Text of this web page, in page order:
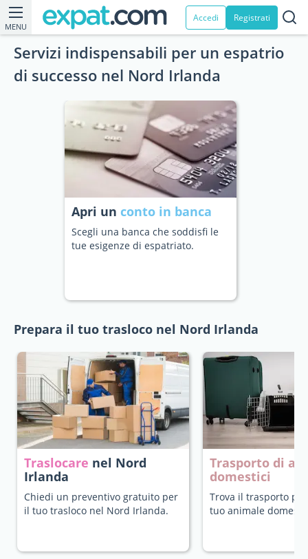
MENU
Accedi Registrati
Servizi indispensabili per un espatrio
di successo nel Nord Irlanda
Apri un conto in banca
Scegli una banca che soddisfi le
tue esigenze di espatriato.
Prepara il tuo trasloco nel Nord Irlanda
Traslocare nel Nord
Irlanda
Chiedi un preventivo gratuito per
il tuo trasloco nel Nord Irlanda.
Trasporto di
domestici
Trova il trasporto
tuo animale